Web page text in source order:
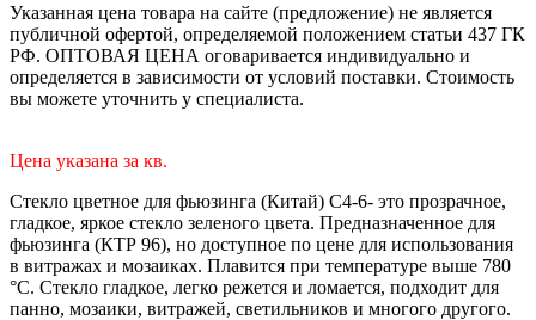
Указанная цена товара на сайте (предложение) не является
публичной офертой, определяемой положением статьи 437 ГК
РФ. ОПТОВАЯ ЦЕНА оговаривается индивидуально и
определяется в зависимости от условий поставки. Стоимость
вы можете уточнить у специалиста.
Цена указана за кв.
Стекло цветное для фьюзинга (Китай) C4-6- это прозрачное,
гладкое, яркое стекло зеленого цвета. Предназначенное для
фьюзинга (КТР 96), но доступное по цене для использования
в витражах и мозаиках. Плавится при температуре выше 780
°С. Стекло гладкое, легко режется и ломается, подходит для
панно, мозаики, витражей, светильников и многого другого.